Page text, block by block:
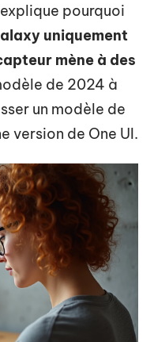
pourquoi
uniquement
mène à des
de 2024 à
un modèle de
version de One UI.